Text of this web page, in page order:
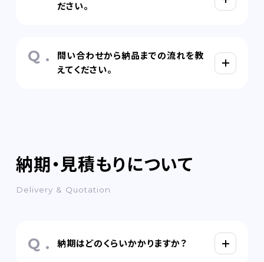
ださい。
問い合わせから納品までの流れを教
えてください。
納期・見積もりについて
Delivery & Quotation
納期はどのくらいかかりますか？